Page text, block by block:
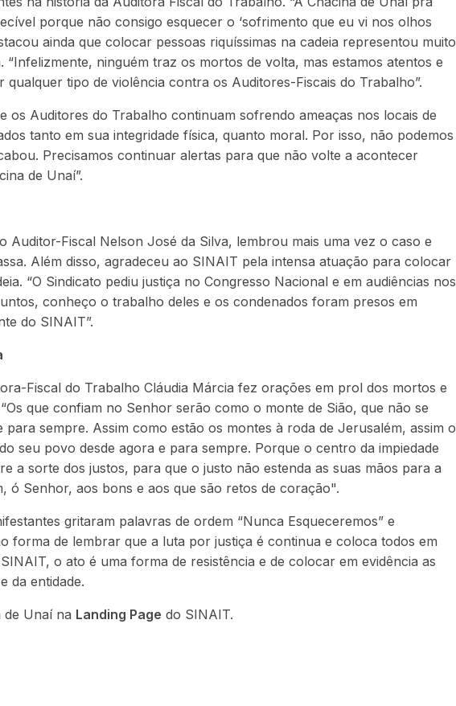
porque não consigo esquecer o ‘sofrimento que eu vi nos olhos
ainda que colocar pessoas riquíssimas na cadeia representou muito
“Infelizmente, ninguém traz os mortos de volta, mas estamos atentos e
qualquer tipo de violência contra os Auditores-Fiscais do Trabalho”.
os Auditores do Trabalho continuam sofrendo ameaças nos locais de
tanto em sua integridade física, quanto moral. Por isso, não podemos
Precisamos continuar alertas para que não volte a acontecer
de Unaí”.
Auditor-Fiscal Nelson José da Silva, lembrou mais uma vez o caso e
Além disso, agradeceu ao SINAIT pela intensa atuação para colocar
“O Sindicato pediu justiça no Congresso Nacional e em audiências nos
conheço o trabalho deles e os condenados foram presos em
do SINAIT”.
Fiscal do Trabalho Cláudia Márcia fez orações em prol dos mortos e
que confiam no Senhor serão como o monte de Sião, que não se
para sempre. Assim como estão os montes à roda de Jerusalém, assim o
seu povo desde agora e para sempre. Porque o centro da impiedade
a sorte dos justos, para que o justo não estenda as suas mãos para a
ó Senhor, aos bons e aos que são retos de coração".
gritaram palavras de ordem “Nunca Esqueceremos” e
forma de lembrar que a luta por justiça é continua e coloca todos em
o ato é uma forma de resistência e de colocar em evidência as
da entidade.
de Unaí na Landing Page do SINAIT.